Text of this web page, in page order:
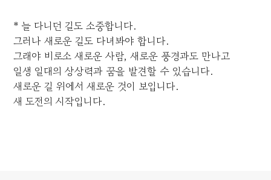
* 늘 다니던 길도 소중합니다.
그러나 새로운 길도 다녀봐야 합니다.
그래야 비로소 새로운 사람, 새로운 풍경과도 만나고
일생 일대의 상상력과 꿈을 발견할 수 있습니다.
새로운 길 위에서 새로운 것이 보입니다.
새 도전의 시작입니다.